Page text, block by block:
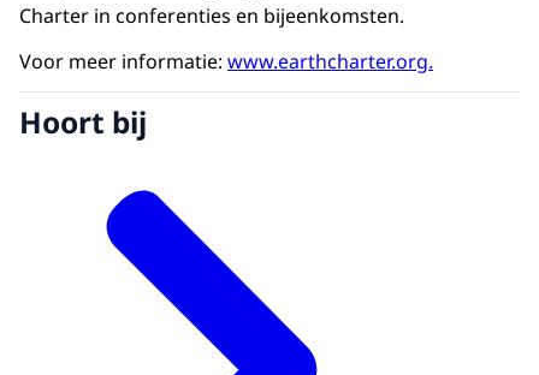
Charter in conferenties en bijeenkomsten.
Voor meer informatie: www.earthcharter.org.
Hoort bij